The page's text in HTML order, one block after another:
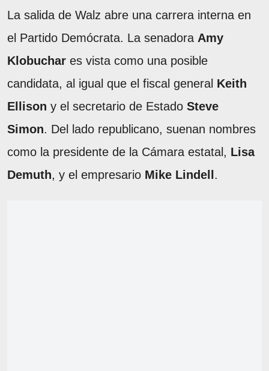
La salida de Walz abre una carrera interna en
el Partido Demócrata. La senadora Amy
Klobuchar es vista como una posible
candidata, al igual que el fiscal general Keith
Ellison y el secretario de Estado Steve
Simon. Del lado republicano, suenan nombres
como la presidente de la Cámara estatal, Lisa
Demuth, y el empresario Mike Lindell .